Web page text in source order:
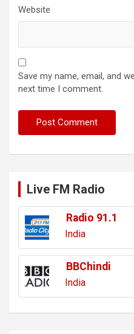
Website
Save my name, email, and
next time I comment.
Live FM Radio
Radio 91.1
India
BBChindi
India